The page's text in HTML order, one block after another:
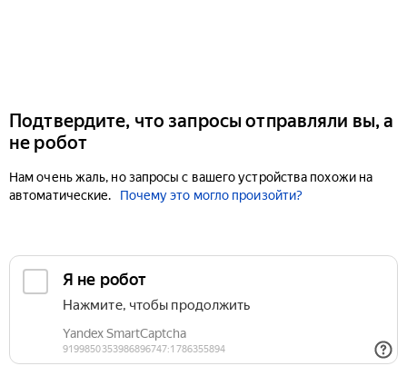
Подтвердите, что запросы отправляли вы, а
не робот
Нам очень жаль, но запросы с вашего устройства похожи на
автоматические.
Почему это могло произойти?